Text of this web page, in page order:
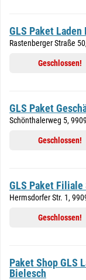
GLS Paket
Rastenberger Straße
Geschlossen!
GLS Paket
Schönthalerweg 5,
Geschlossen!
GLS Paket Filiale
Hermsdorfer Str. 1,
Geschlossen!
Paket Shop GLS
Bielesch